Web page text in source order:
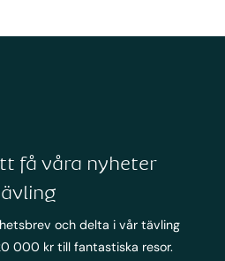
få våra nyheter
och delta i vår tävling
000 kr till fantastiska resor.